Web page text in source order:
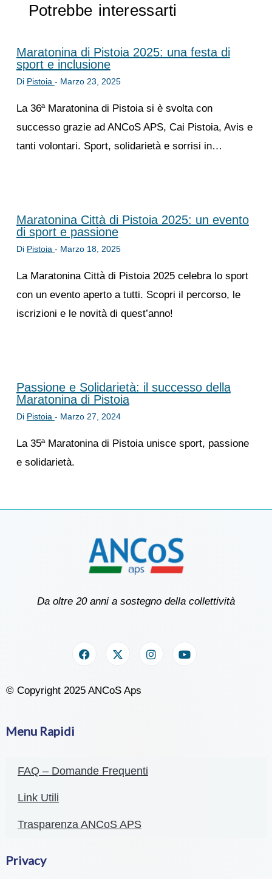
Potrebbe interessarti
Maratonina di Pistoia 2025: una festa di
sport e inclusione
Di Pistoia - Marzo 23, 2025
La 36ª Maratonina di Pistoia si è svolta con
successo grazie ad ANCoS APS, Cai Pistoia, Avis e
tanti volontari. Sport, solidarietà e sorrisi in…
Maratonina Città di Pistoia 2025: un evento
di sport e passione
Di Pistoia - Marzo 18, 2025
La Maratonina Città di Pistoia 2025 celebra lo sport
con un evento aperto a tutti. Scopri il percorso, le
iscrizioni e le novità di quest’anno!
Passione e Solidarietà: il successo della
Maratonina di Pistoia
Di Pistoia - Marzo 27, 2024
La 35ª Maratonina di Pistoia unisce sport, passione
e solidarietà.
Da oltre 20 anni a sostegno della collettività
© Copyright 2025 ANCoS Aps
Menu Rapidi
FAQ – Domande Frequenti
Link Utili
Trasparenza ANCoS APS
Privacy